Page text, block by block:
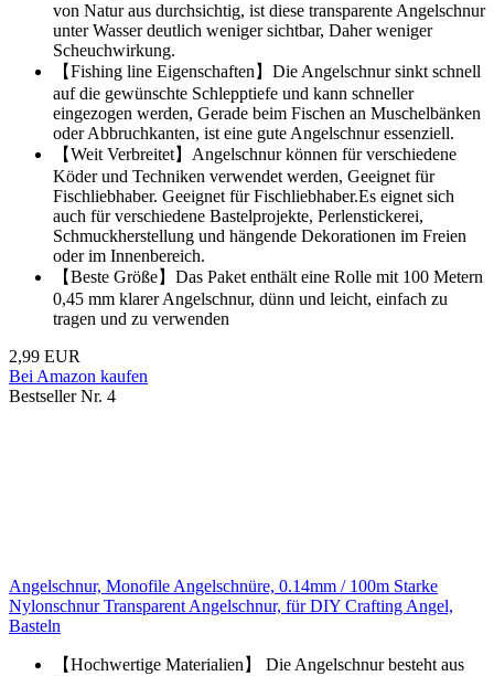
von Natur aus durchsichtig, ist diese transparente Angelschnur
unter Wasser deutlich weniger sichtbar, Daher weniger
Scheuchwirkung.
【Fishing line Eigenschaften】Die Angelschnur sinkt schnell
auf die gewünschte Schlepptiefe und kann schneller
eingezogen werden, Gerade beim Fischen an Muschelbänken
oder Abbruchkanten, ist eine gute Angelschnur essenziell.
【Weit Verbreitet】Angelschnur können für verschiedene
Köder und Techniken verwendet werden, Geeignet für
Fischliebhaber. Geeignet für Fischliebhaber.Es eignet sich
auch für verschiedene Bastelprojekte, Perlenstickerei,
Schmuckherstellung und hängende Dekorationen im Freien
oder im Innenbereich.
【Beste Größe】Das Paket enthält eine Rolle mit 100 Metern
0,45 mm klarer Angelschnur, dünn und leicht, einfach zu
tragen und zu verwenden
2,99 EUR
Bei Amazon kaufen
Bestseller Nr. 4
Angelschnur, Monofile Angelschnüre, 0.14mm / 100m Starke
Nylonschnur Transparent Angelschnur, für DIY Crafting Angel,
Basteln
【Hochwertige Materialien】 Die Angelschnur besteht aus